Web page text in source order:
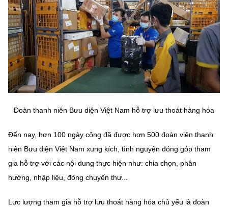
Tin tổng hợp
Tin địa phương
Bưu chính, Viễn thông
Sở hữu trí tuệ
Tiêu chuẩn, đo lường, chất lượng
Năng lượng nguyên tử
Infographic
Ảnh
Voice
Nhiệm vụ trọng tâm
BỘ KHOA HỌC VÀ CÔNG NGHỆ
Đoàn thanh niên Bưu diện Việt Nam hỗ trợ lưu thoát hàng hóa
Đến nay, hơn 100 ngày công đã được hơn 500 đoàn viên thanh
niên Bưu điện Việt Nam xung kích, tình nguyện đóng góp tham
gia hỗ trợ với các nội dung thực hiện như: chia chọn, phân
hướng, nhập liệu, đóng chuyến thư...
Lực lượng tham gia hỗ trợ lưu thoát hàng hóa chủ yếu là đoàn